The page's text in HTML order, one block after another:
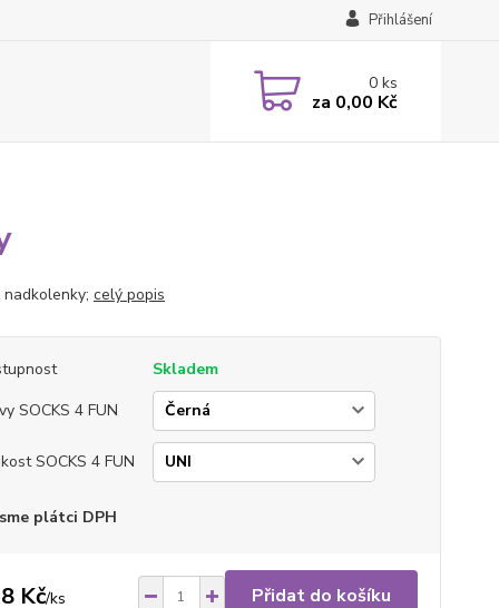
Přihlášení
0ks
za 0,00 Kč
celý popis
Skladem
SOCKS 4 FUN
SOCKS 4 FUN
plátci DPH
Kč/ks Přidat do košíku